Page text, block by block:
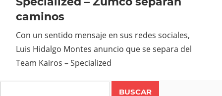
caminos
Con un sentido mensaje en sus redes sociales,
Luis Hidalgo Montes anuncio que se separa del
Team Kairos – Specialized